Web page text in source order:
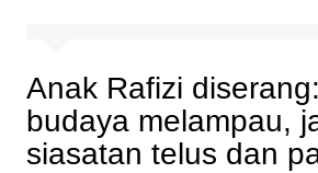
Anak Rafizi
budaya melampau,
siasatan telus dan